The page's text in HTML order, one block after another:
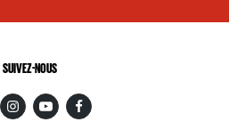
SUIVEZ-NOUS